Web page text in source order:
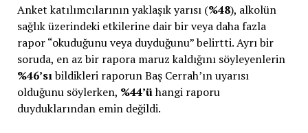
Anket katılımcılarının yaklaşık yarısı (%48), alkolün
sağlık üzerindeki etkilerine dair bir veya daha fazla
rapor “okuduğunu veya duyduğunu” belirtti. Ayrı bir
soruda, en az bir rapora maruz kaldığını söyleyenlerin
%46’sıbildikleri raporun Baş Cerrah’ın uyarısı
olduğunu söylerken, %44’ühangi raporu
duyduklarından emin değildi.